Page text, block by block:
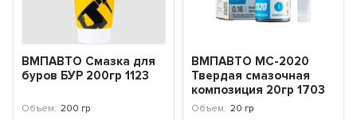
ВМПАВТО Смазка для
буров БУР 200гр 1123
Объем: 200 гр
ВМПАВТО МС-2020
Твердая смазочная
композиция 20гр 1703
Объем: 20 гр